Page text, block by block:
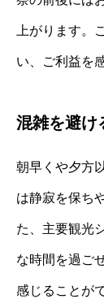
上がります。
い、ご利益を
混雑を避け
朝早くや夕方
は静寂を保ち
た、主要観光
な時間を過ご
感じることが